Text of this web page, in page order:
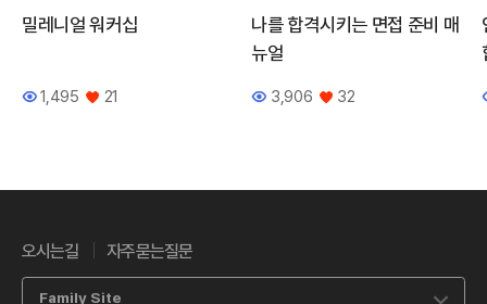
밀레니얼 워커십
조회수
1,495
좋아요
21
나를 합격시키는 면접 준비 매
뉴얼
조회수
3,906
좋아요
32
오시는길 자주묻는질문
Family Site